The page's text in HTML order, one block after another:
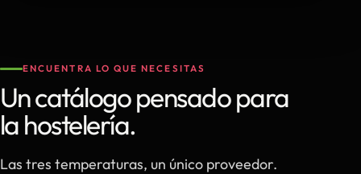
ENCUENTRA LO QUE NECESITAS
Un catálogo pensado para
la hostelería.
Las tres temperaturas, un único proveedor.